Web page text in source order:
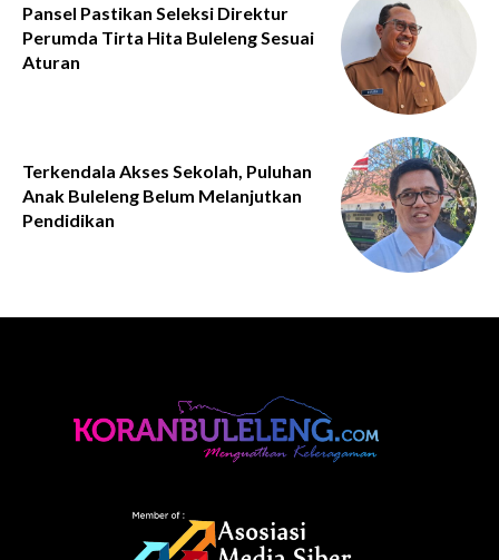
Pansel Pastikan Seleksi Direktur
Perumda Tirta Hita Buleleng Sesuai
Aturan
Terkendala Akses Sekolah, Puluhan
Anak Buleleng Belum Melanjutkan
Pendidikan